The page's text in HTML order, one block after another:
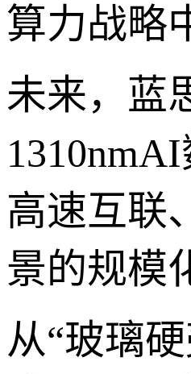
算力战略
未来，蓝
高速互联
景的规模
从“玻璃